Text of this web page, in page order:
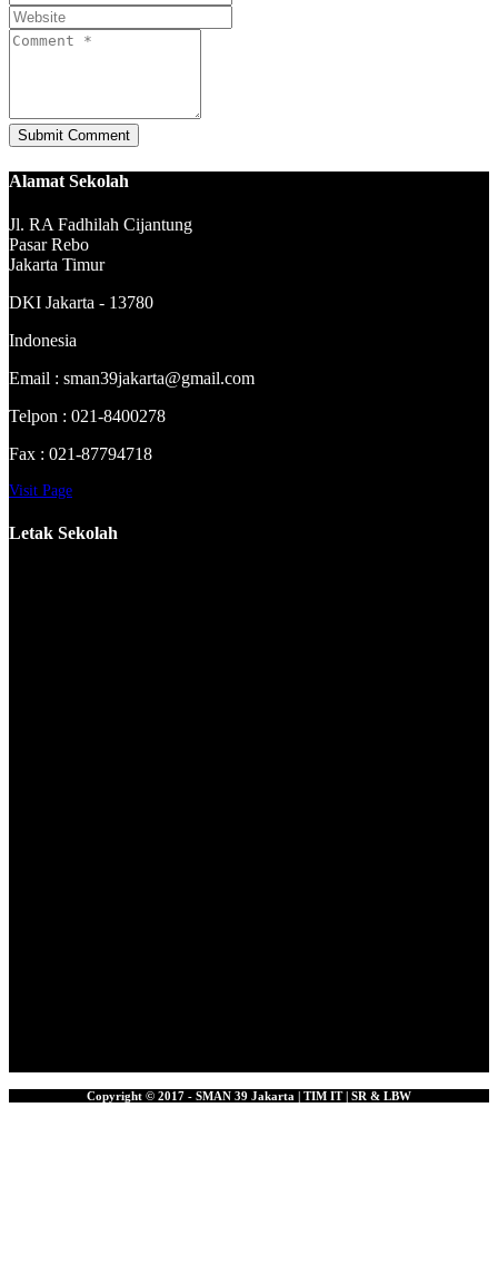
Alamat Sekolah
Jl. RA Fadhilah Cijantung
Pasar Rebo
Jakarta Timur
DKI Jakarta - 13780
Indonesia
Email : sman39jakarta@gmail.com
Telpon : 021-8400278
Fax : 021-87794718
Visit Page
Letak Sekolah
Copyright © 2017 - SMAN 39 Jakarta | TIM IT | SR & LBW